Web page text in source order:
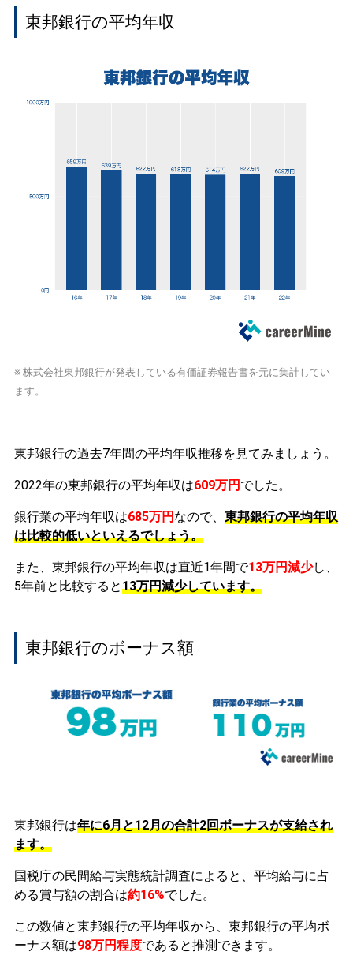
東邦銀行の平均年収
※ 株式会社東邦銀行が発表している有価証券報告書を元に集計してい
ます。
東邦銀行の過去7年間の平均年収推移を見てみましょう。
2022年の東邦銀行の平均年収は609万円 でした。
銀行業の平均年収は685万円 なので、 東邦銀行の平均年収
は比較的低いといえるでしょう。
また、東邦銀行の平均年収は直近1年間で13万円減少し、
5年前と比較すると13万円減少しています。
東邦銀行のボーナス額
東邦銀行は年に6月と12月の合計2回ボーナスが支給され
ます。
国税庁の民間給与実態統計調査によると、平均給与に占
める賞与額の割合は約16%でした。
この数値と東邦銀行の平均年収から、東邦銀行の平均ボ
ーナス額は98万円程度であると推測できます。